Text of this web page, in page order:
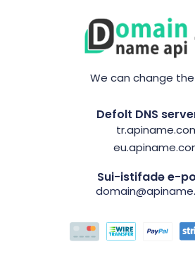
We can change
Defolt DNS
Sui-istifadə e-